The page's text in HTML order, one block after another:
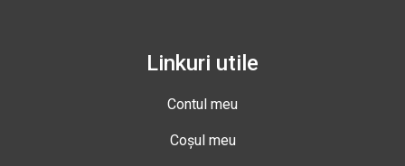
Linkuri utile
Contul meu
Coșul meu